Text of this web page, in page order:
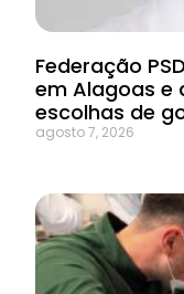
Federação
em Alagoas e
escolhas de
agosto 7, 2026